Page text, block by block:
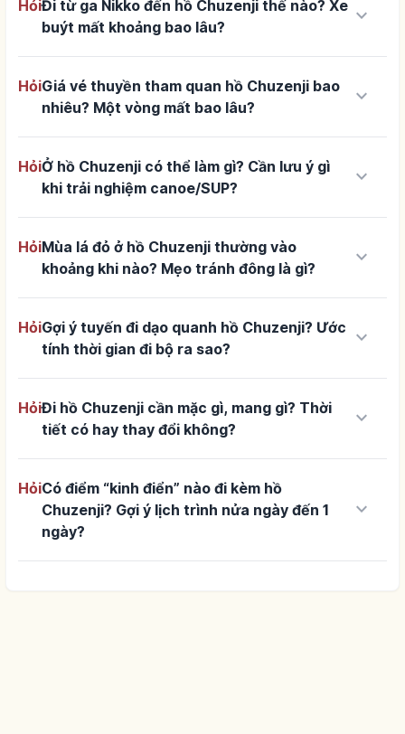
HỏiĐi từ ga Nikko đến hồ Chuzenji thế nào? Xe
buýt mất khoảng bao lâu?
keyboard_arrow_down
HỏiGiá vé thuyền tham quan hồ Chuzenji bao
nhiêu? Một vòng mất bao lâu?
keyboard_arrow_down
HỏiỞ hồ Chuzenji có thể làm gì? Cần lưu ý gì
khi trải nghiệm canoe/SUP?
keyboard_arrow_down
HỏiMùa lá đỏ ở hồ Chuzenji thường vào
khoảng khi nào? Mẹo tránh đông là gì?
keyboard_arrow_down
HỏiGợi ý tuyến đi dạo quanh hồ Chuzenji? Ước
tính thời gian đi bộ ra sao?
keyboard_arrow_down
HỏiĐi hồ Chuzenji cần mặc gì, mang gì? Thời
tiết có hay thay đổi không?
keyboard_arrow_down
HỏiCó điểm “kinh điển” nào đi kèm hồ
Chuzenji? Gợi ý lịch trình nửa ngày đến 1
ngày?
keyboard_arrow_down